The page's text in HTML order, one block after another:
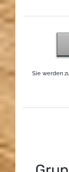
Sie werden